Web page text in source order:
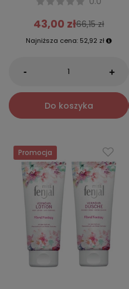
43,00 zł66,15 zł
Najniższa cena: 52,92 zł
- +
Do koszyka
Promocja